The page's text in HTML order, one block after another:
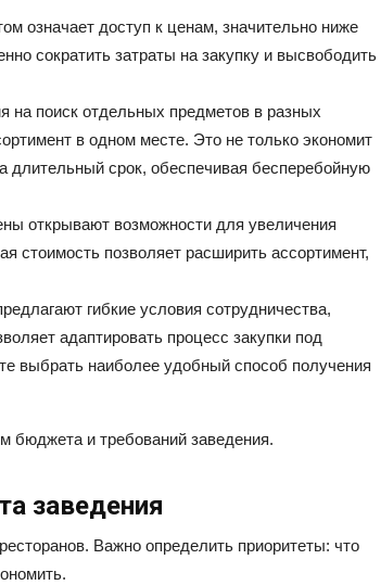
означает доступ к ценам, значительно ниже
сократить затраты на закупку и высвободить
на поиск отдельных предметов в разных
в одном месте. Это не только экономит
длительный срок, обеспечивая бесперебойную
открывают возможности для увеличения
стоимость позволяет расширить ассортимент,
гибкие условия сотрудничества,
адаптировать процесс закупки под
выбрать наиболее удобный способ получения
бюджета и требований заведения.
заведения
Важно определить приоритеты: что